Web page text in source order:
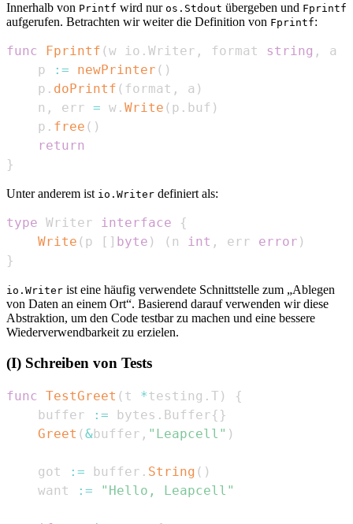
Innerhalb von Printf wird nur os.Stdout übergeben und Fprintf
aufgerufen. Betrachten wir weiter die Definition von Fprintf:
func Fprintf (w io . Writer , format string , a
    p
:= newPrinter ( )
    p
. doPrintf ( format , a )
    n
, err = w . Write ( p . buf )
    p
. free ( )
return
}
Unter anderem ist io.Writer definiert als:
type Writer interface
{
Write ( p [ ] byte ) ( n int , err error )
}
io.Writer ist eine häufig verwendete Schnittstelle zum „Ablegen
von Daten an einem Ort“. Basierend darauf verwenden wir diese
Abstraktion, um den Code testbar zu machen und eine bessere
Wiederverwendbarkeit zu erzielen.
(I) Schreiben von Tests
func TestGreet ( t *testing . T )
{
    buffer
:= bytes . Buffer{ }
Greet (&buffer , "Leapcell" )
    got
:= buffer . String ( )
    want
:= "Hello, Leapcell"